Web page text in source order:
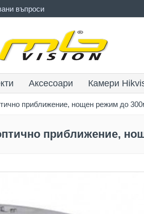
въпроси
Аксесоари Камери
приближение, нощен режим до
приближение,